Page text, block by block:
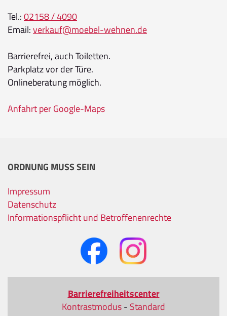
Tel.:02158 / 4090
Email:verkauf@moebel-wehnen.de
Barrierefrei, auch Toiletten.
Parkplatz vor der Türe.
Onlineberatung möglich.
Anfahrt per Google-Maps
ORDNUNG MUSS SEIN
Impressum
Datenschutz
Informationspflicht und Betroffenenrechte
Barrierefreiheitscenter
Kontrastmodus- Standard